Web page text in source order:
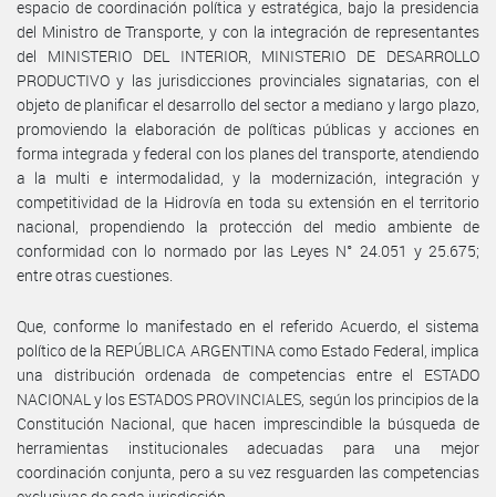
espacio de coordinación política y estratégica, bajo la presidencia
del Ministro de Transporte, y con la integración de representantes
del MINISTERIO DEL INTERIOR, MINISTERIO DE DESARROLLO
PRODUCTIVO y las jurisdicciones provinciales signatarias, con el
objeto de planificar el desarrollo del sector a mediano y largo plazo,
promoviendo la elaboración de políticas públicas y acciones en
forma integrada y federal con los planes del transporte, atendiendo
a la multi e intermodalidad, y la modernización, integración y
competitividad de la Hidrovía en toda su extensión en el territorio
nacional, propendiendo la protección del medio ambiente de
conformidad con lo normado por las Leyes N° 24.051 y 25.675;
entre otras cuestiones.
Que, conforme lo manifestado en el referido Acuerdo, el sistema
político de la REPÚBLICA ARGENTINA como Estado Federal, implica
una distribución ordenada de competencias entre el ESTADO
NACIONAL y los ESTADOS PROVINCIALES, según los principios de la
Constitución Nacional, que hacen imprescindible la búsqueda de
herramientas institucionales adecuadas para una mejor
coordinación conjunta, pero a su vez resguarden las competencias